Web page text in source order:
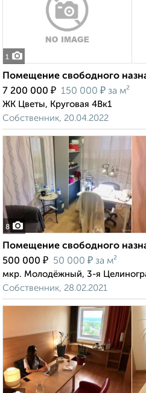
1
Помещение свободного
7 200 000 ₽ 150 000 ₽ за м²
ЖК Цветы, Круговая 4Вк1
Собственник, 20.04.2022
8
Помещение свободного
500 000 ₽ 50 000 ₽ за м²
мкр. Молодёжный, 3-я
Собственник, 28.02.2021